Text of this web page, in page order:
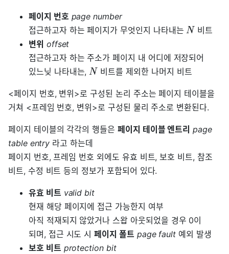
페이지 번호 page number
접근하고자 하는 페이지가 무엇인지 나타내는N 비트
변위 offset
접근하고자 하는 주소가 페이지 내 어디에 저장되어
있느닞 나타내는,N 비트를 제외한 나머지 비트
<페이지 번호, 변위>로 구성된 논리 주소는 페이지 테이블을
거쳐 <프레임 번호, 변위>로 구성된 물리 주소로 변환된다.
페이지 테이블의 각각의 행들은 페이지 테이블 엔트리 page
table entry 라고 하는데
페이지 번호, 프레임 번호 외에도 유효 비트, 보호 비트, 참조
비트, 수정 비트 등의 정보가 포함되어 있다.
유효 비트 valid bit
현재 해당 페이지에 접근 가능한지 여부
아직 적재되지 않았거나 스왑 아웃되었을 경우 0이
되며, 접근 시도 시페이지 폴트 page fault 예외 발생
보호 비트 protection bit